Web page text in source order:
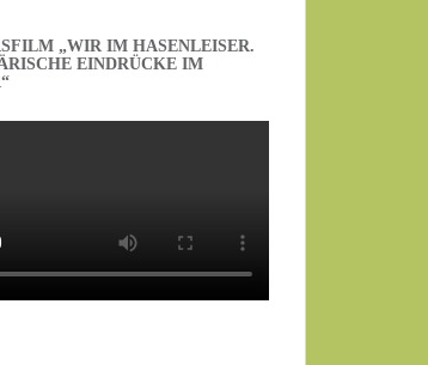
„WIR IM HASENLEISER.
EINDRÜCKE IM